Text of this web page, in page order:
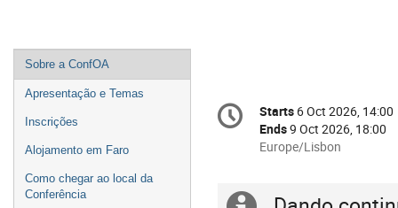
Event
menu
Sobre a ConfOA
Apresentação e Temas
Inscrições
Alojamento em Faro
Como chegar ao local da
Conferência
Conference
information
Date/Time
Starts 6 Oct 2026, 14:00
Ends9 Oct 2026, 18:00
All
Europe/Lisbon